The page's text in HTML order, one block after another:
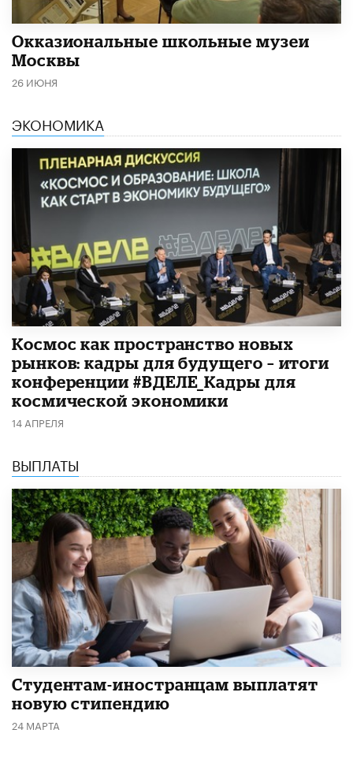
​Окказиональные школьные музеи
Москвы
26 ИЮНЯ
ЭКОНОМИКА
Космос как пространство новых
рынков: кадры для будущего – итоги
конференции #ВДЕЛЕ_Кадры для
космической экономики
14 АПРЕЛЯ
ВЫПЛАТЫ
Студентам-иностранцам выплатят
новую стипендию
24 МАРТА